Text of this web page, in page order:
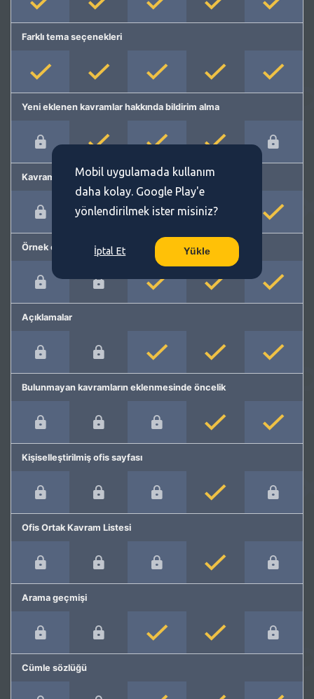
Farklı tema seçenekleri
Yeni eklenen kavramlar hakkında bildirim alma
Kavram önerme
Örnek cümleler
Açıklamalar
Bulunmayan kavramların eklenmesinde öncelik
Kişiselleştirilmiş ofis sayfası
Ofis Ortak Kavram Listesi
Arama geçmişi
Cümle sözlüğü
Mobil uygulamada kullanım
daha kolay. Google Play'e
yönlendirilmek ister misiniz?
İptal Et Yükle